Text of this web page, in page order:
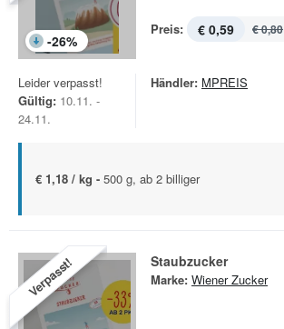
-26%
Preis: € 0,59 € 0,80
Leider verpasst!
Gültig: 10.11. -
24.11.
Händler: MPREIS
€ 1,18 / kg - 500 g, ab 2 billiger
Verpasst! Staubzucker
Marke: Wiener Zucker